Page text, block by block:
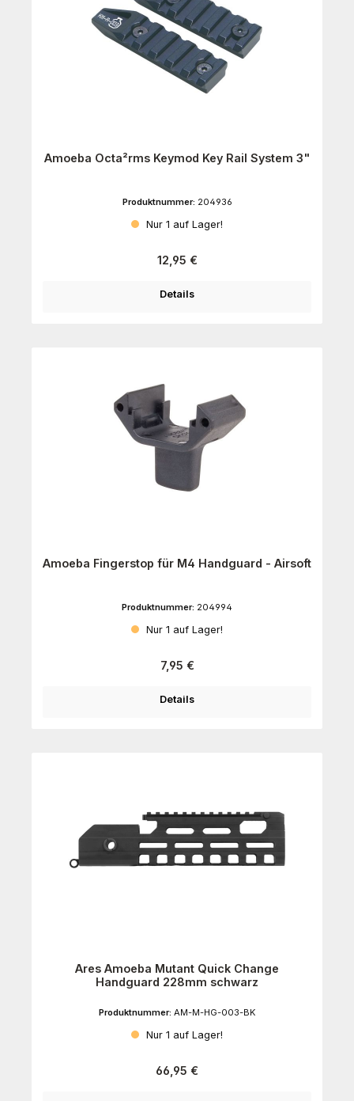
Amoeba Octa²rms Keymod Key Rail System 3"
Produktnummer: 204936
Nur 1 auf Lager!
Regulärer Preis:
12,95 €
Details
Amoeba Fingerstop für M4 Handguard - Airsoft
Produktnummer: 204994
Nur 1 auf Lager!
Regulärer Preis:
7,95 €
Details
Ares Amoeba Mutant Quick Change
Handguard 228mm schwarz
Produktnummer: AM-M-HG-003-BK
Nur 1 auf Lager!
Regulärer Preis:
66,95 €